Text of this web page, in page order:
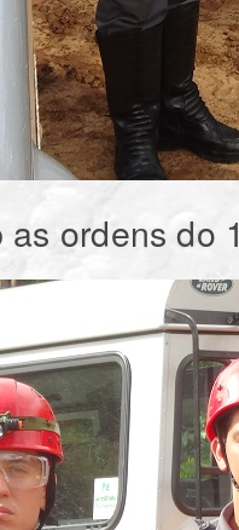
as ordens do